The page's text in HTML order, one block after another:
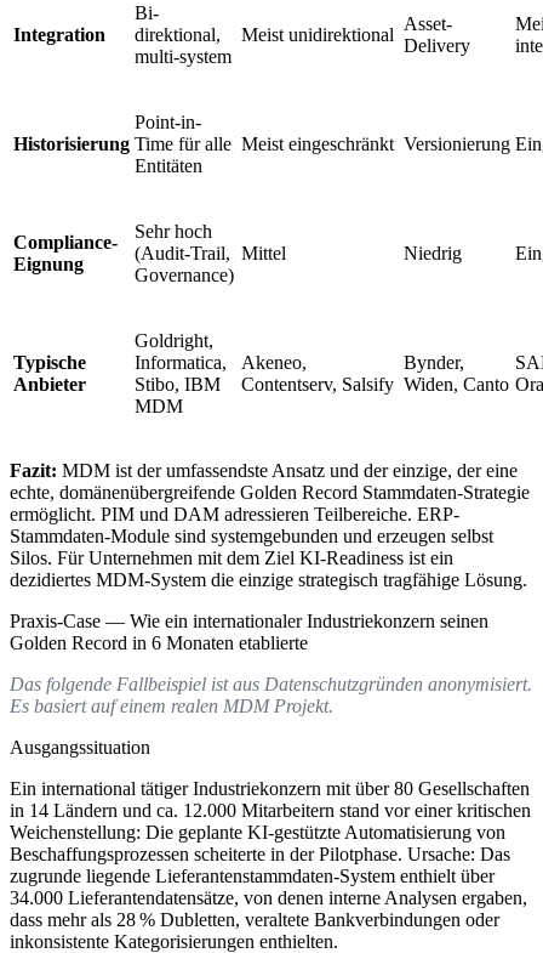
Integration
Bi-
direktional,
multi-system
Meist unidirektional
Asset-
Delivery
Historisierung
Point-in-
Time für alle
Entitäten
Meist eingeschränkt Versionierung
Compliance-
Eignung
Sehr hoch
(Audit-Trail,
Governance)
Mittel Niedrig
Typische
Anbieter
Goldright,
Informatica,
Stibo, IBM
MDM
Akeneo,
Contentserv, Salsify
Bynder,
Widen, Canto
Fazit: MDM ist der umfassendste Ansatz und der einzige, der eine
echte, domänenübergreifende Golden Record Stammdaten-Strategie
ermöglicht. PIM und DAM adressieren Teilbereiche. ERP-
Stammdaten-Module sind systemgebunden und erzeugen selbst
Silos. Für Unternehmen mit dem Ziel KI-Readiness ist ein
dezidiertes MDM-System die einzige strategisch tragfähige Lösung.
Praxis-Case — Wie ein internationaler Industriekonzern seinen
Golden Record in 6 Monaten etablierte
Das folgende Fallbeispiel ist aus Datenschutzgründen anonymisiert.
Es basiert auf einem realen MDM Projekt.
Ausgangssituation
Ein international tätiger Industriekonzern mit über 80 Gesellschaften
in 14 Ländern und ca. 12.000 Mitarbeitern stand vor einer kritischen
Weichenstellung: Die geplante KI-gestützte Automatisierung von
Beschaffungsprozessen scheiterte in der Pilotphase. Ursache: Das
zugrunde liegende Lieferantenstammdaten-System enthielt über
34.000 Lieferantendatensätze, von denen interne Analysen ergaben,
dass mehr als 28 % Dubletten, veraltete Bankverbindungen oder
inkonsistente Kategorisierungen enthielten.